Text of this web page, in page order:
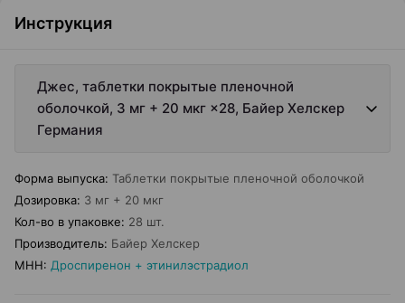
Инструкция
Джес, таблетки покрытые пленочной
оболочкой, 3 мг + 20 мкг ×28, Байер Хелскер
Германия
Форма выпуска: Таблетки покрытые пленочной оболочкой
Дозировка: 3 мг + 20 мкг
Кол-во в упаковке: 28 шт.
Производитель: Байер Хелскер
МНН: Дроспиренон + этинилэстрадиол